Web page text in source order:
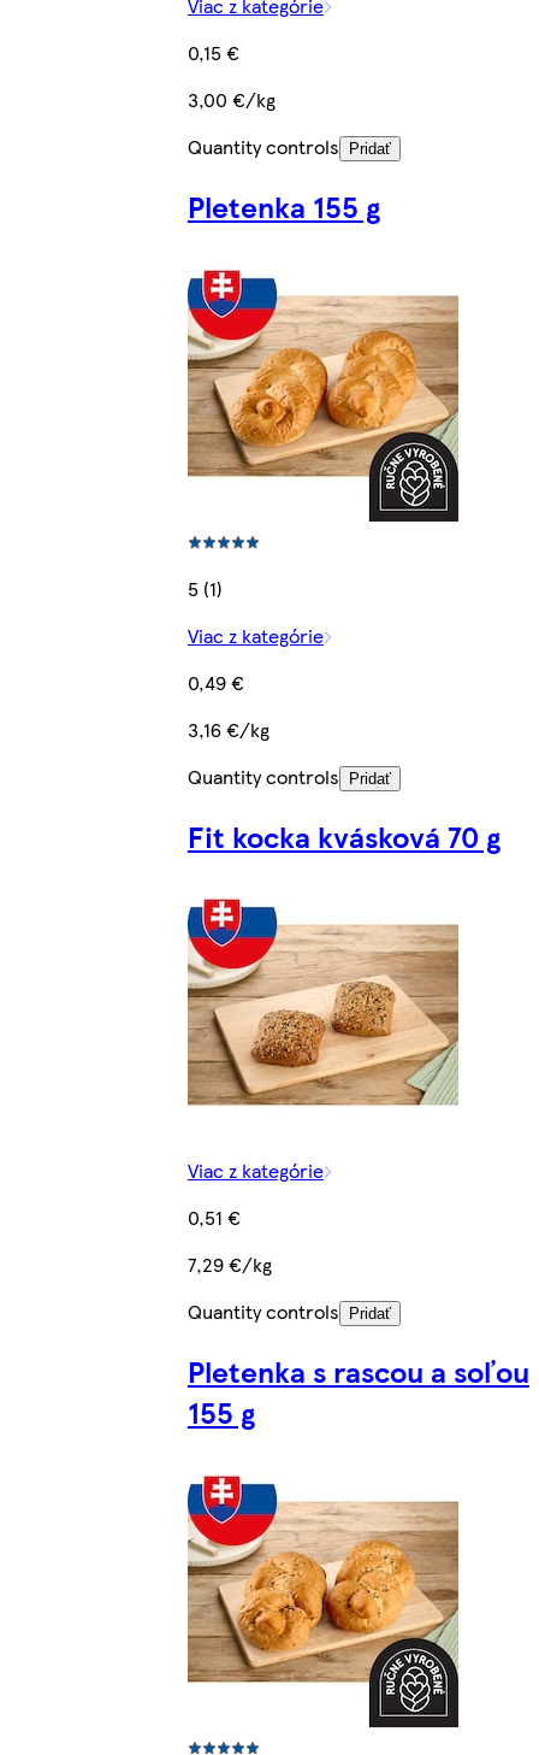
0,15 €
3,00 €/kg
Quantity controls
Pridať
Pletenka 155 g
5 (1)
Viac z kategórie
0,49 €
3,16 €/kg
Quantity controls
Pridať
Fit kocka kvásková 70 g
Viac z kategórie
0,51 €
7,29 €/kg
Quantity controls
Pridať
Pletenka s rascou a soľou
155 g